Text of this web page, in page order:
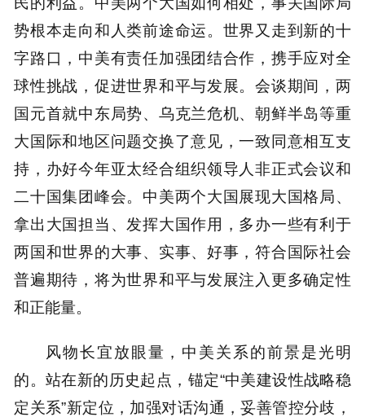
势根本走向和人类前途命运。世界又走到新的十
字路口，中美有责任加强团结合作，携手应对全
球性挑战，促进世界和平与发展。会谈期间，两
国元首就中东局势、乌克兰危机、朝鲜半岛等重
大国际和地区问题交换了意见，一致同意相互支
持，办好今年亚太经合组织领导人非正式会议和
二十国集团峰会。中美两个大国展现大国格局、
拿出大国担当、发挥大国作用，多办一些有利于
两国和世界的大事、实事、好事，符合国际社会
普遍期待，将为世界和平与发展注入更多确定性
和正能量。
风物长宜放眼量，中美关系的前景是光明
的。站在新的历史起点，锚定“中美建设性战略稳
定关系”新定位，加强对话沟通，妥善管控分歧，